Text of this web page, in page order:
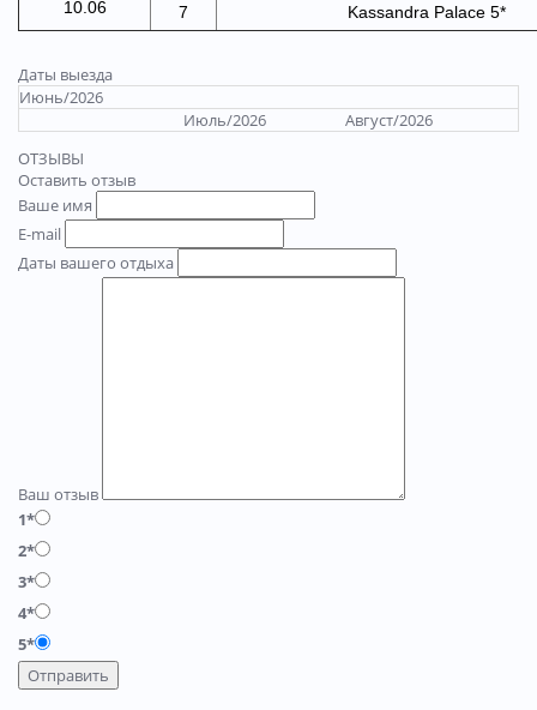
10.06
7 Kassandra Palace 5*
Даты выезда
Июнь/2026
Июль/2026
Август/2026
ОТЗЫВЫ
Оставить отзыв
Ваше имя
E-mail
Даты вашего отдыха
Ваш отзыв
1*
2*
3*
4*
5*
Отправить